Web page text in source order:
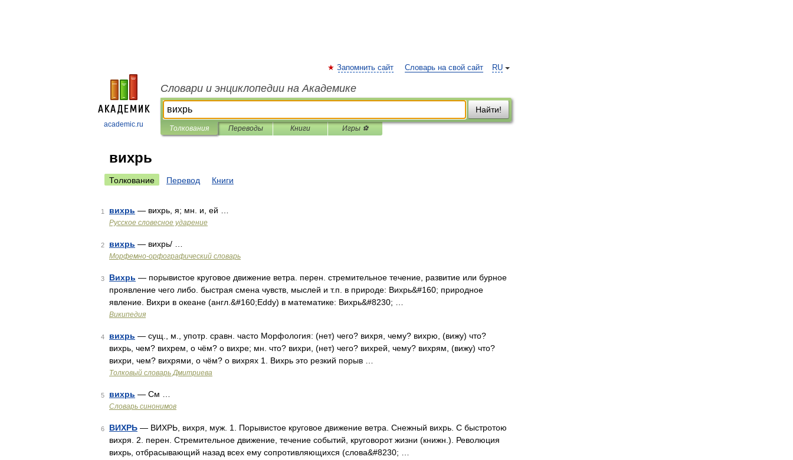
academic.ru
RU
Запомнить сайт Словарь на свой сайт
Словари и энциклопедии на Академике
Найти!
Толкования Переводы Книги Игры ⚽
вихрь
Толкование Перевод Книги
1 вихрь — вихрь, я; мн. и, ей …
Русское словесное ударение
2 вихрь — вихрь/ …
Морфемно-орфографический словарь
3 Вихрь — порывистое круговое движение ветра. перен. cтремительное течение, развитие или бурное
проявление чего либо. быстрая смена чувств, мыслей и т.п. в природе: Вихрь&#160; природное
явление. Вихри в океане (англ.&#160;Eddy) в математике: Вихрь&#8230; …
Википедия
4 вихрь — сущ., м., употр. сравн. часто Морфология: (нет) чего? вихря, чему? вихрю, (вижу) что?
вихрь, чем? вихрем, о чём? о вихре; мн. что? вихри, (нет) чего? вихрей, чему? вихрям, (вижу) что?
вихри, чем? вихрями, о чём? о вихрях 1. Вихрь это резкий порыв …
Толковый словарь Дмитриева
5 вихрь — См …
Словарь синонимов
6 ВИХРЬ — ВИХРЬ, вихря, муж. 1. Порывистое круговое движение ветра. Снежный вихрь. С быстротою
вихря. 2. перен. Стремительное движение, течение событий, круговорот жизни (книжн.). Революция
вихрь, отбрасывающий назад всех ему сопротивляющихся (слова&#8230; …